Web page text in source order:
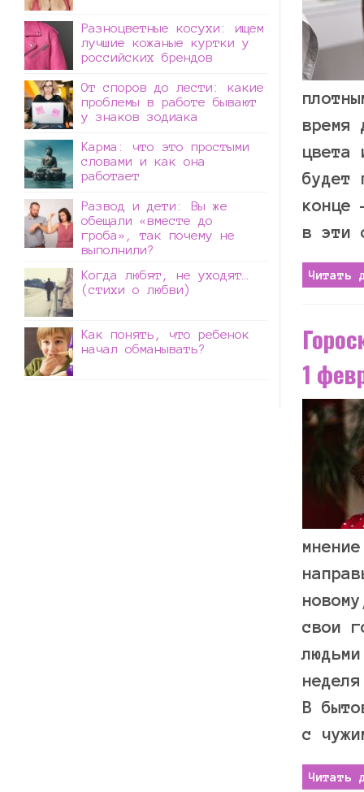
время
цвета
будет
конце
в эти
Читать
1
свои
В
с
Читать
Разноцветные косухи: ищем
лучшие кожаные куртки у
российских брендов
От споров до лести: какие
проблемы в работе бывают
у знаков зодиака
Карма: что это простыми
словами и как она
работает
Развод и дети: Вы же
обещали «вместе до
гроба», так почему не
выполнили?
Когда любят, не уходят…
(стихи о любви)
Как понять, что ребенок
начал обманывать?